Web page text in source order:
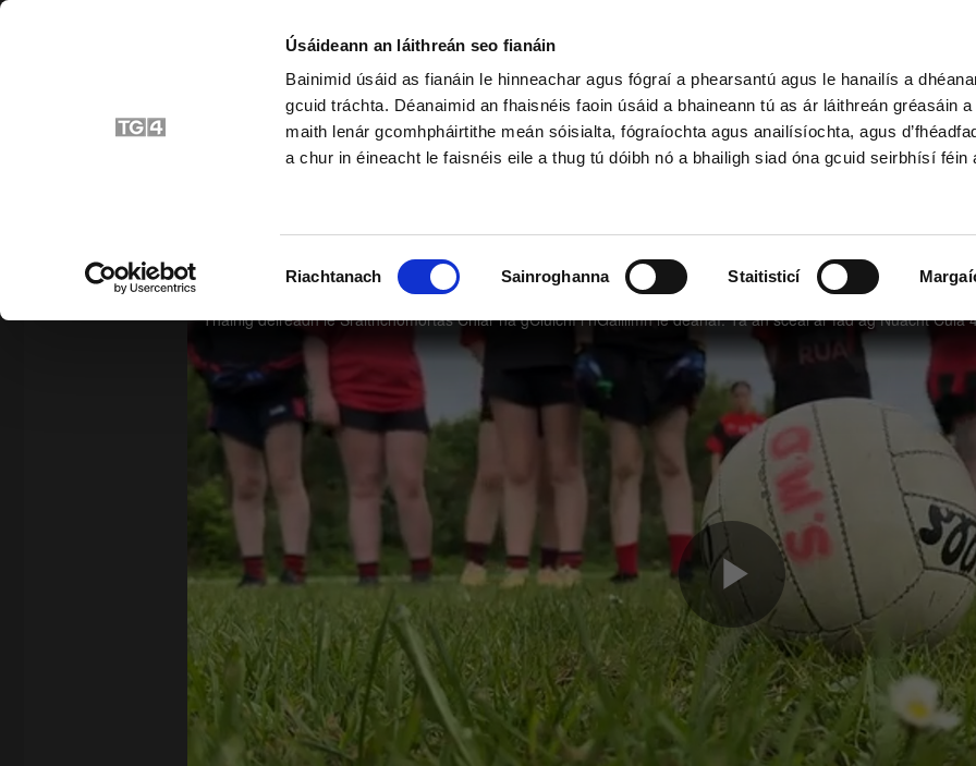
Úsáideann an láithreán seo fianáin
Bainimid úsáid as fianáin le hinneachar agus fógraí a phearsantú agus le hanailís a
gcuid tráchta. Déanaimid an fhaisnéis faoin úsáid a bhaineann tú as ár láithreán gréasáin
maith lenár gcomhpháirtithe meán sóisialta, fógraíochta agus anailísíochta, agus
a chur in éineacht le faisnéis eile a thug tú dóibh nó a bhailigh siad óna gcuid seirbhísí féin
Riachtanach Sainroghanna Staitisticí
Bunscoil Sraith Shóisearach & GCSE Ardteist, AS/
Sraithchomórtas Chlár na gCluichí
Tháinig deireadh le Sraithchomórtas Chlár na gCluichí i nGaillimh le déanaí. Tá an scéal ar fad ag Nuacht Cúla
Play
Video